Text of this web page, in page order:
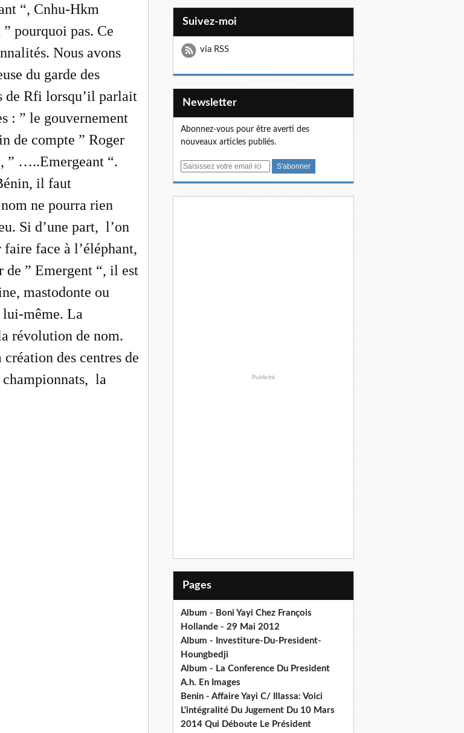
“, Cnhu-Hkm
pourquoi pas. Ce
Nous avons
du garde des
de Rfi lorsqu’il parlait
: ” le gouvernement
de compte ” Roger
” …..Emergeant “.
il faut
ne pourra rien
Si d’une part, l’on
face à l’éléphant,
de ” Emergent “, il est
mastodonte ou
lui-même. La
révolution de nom.
des centres de
championnats, la
Suivez-moi
via RSS
Newsletter
Abonnez-vous pour être averti des
nouveaux articles publiés.
E
Publicité
Pages
Album - Boni Yayi Chez François
Hollande - 29 Mai 2012
Album - Investiture-Du-President-
Houngbedji
Album - La Conference Du President
A.h. En Images
Benin - Affaire Yayi C/ Illassa: Voici
L'intégralité Du Jugement Du 10 Mars
2014 Qui Déboute Le Président